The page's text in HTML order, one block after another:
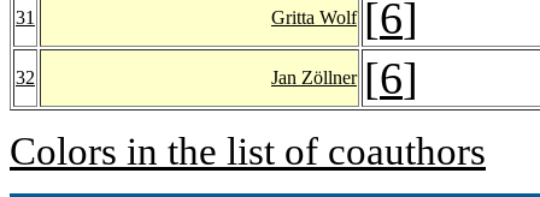
31 Gritta Wolf [6]
32 Jan Zöllner [6]
Colors in the list of coauthors